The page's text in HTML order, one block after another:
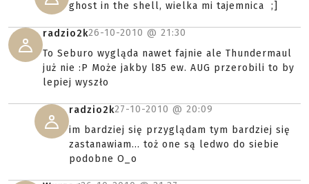
ghost in the shell, wielka mi tajemnica ;]
radzio2k26-10-2010 @ 21:30
To Seburo wygląda nawet fajnie ale Thundermaul
już nie :P Może jakby l85 ew. AUG przerobili to by
lepiej wyszło
radzio2k27-10-2010 @ 20:09
im bardziej się przyglądam tym bardziej się
zastanawiam... toż one są ledwo do siebie
podobne O_o